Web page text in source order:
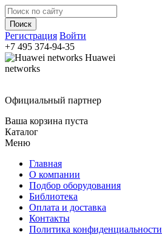
Регистрация Войти
+7 495 374-94-35
Huawei
networks
Официальный партнер
Ваша корзина пуста
Каталог
Меню
Главная
О компании
Подбор оборудования
Библиотека
Оплата и доставка
Контакты
Политика конфиденциальности